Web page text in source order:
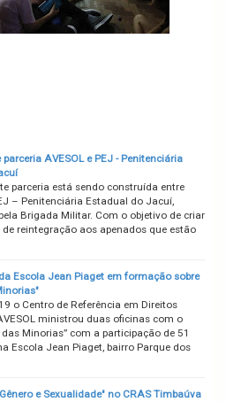
AVESOL e PEJ - Penitenciária
parceria está sendo construída entre
– Penitenciária Estadual do Jacuí,
Brigada Militar. Com o objetivo de criar
reintegração aos apenados que estão
Escola Jean Piaget em formação sobre
o Centro de Referência em Direitos
ministrou duas oficinas com o
Minorias” com a participação de 51
Escola Jean Piaget, bairro Parque dos
e Sexualidade" no CRAS Timbaúva